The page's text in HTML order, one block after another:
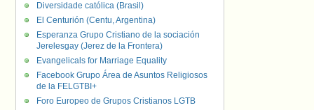
Diversidade católica (Brasil)
El Centurión (Centu, Argentina)
Esperanza Grupo Cristiano de la sociación
Jerelesgay (Jerez de la Frontera)
Evangelicals for Marriage Equality
Facebook Grupo Área de Asuntos Religiosos
de la FELGTBI+
Foro Europeo de Grupos Cristianos LGTB